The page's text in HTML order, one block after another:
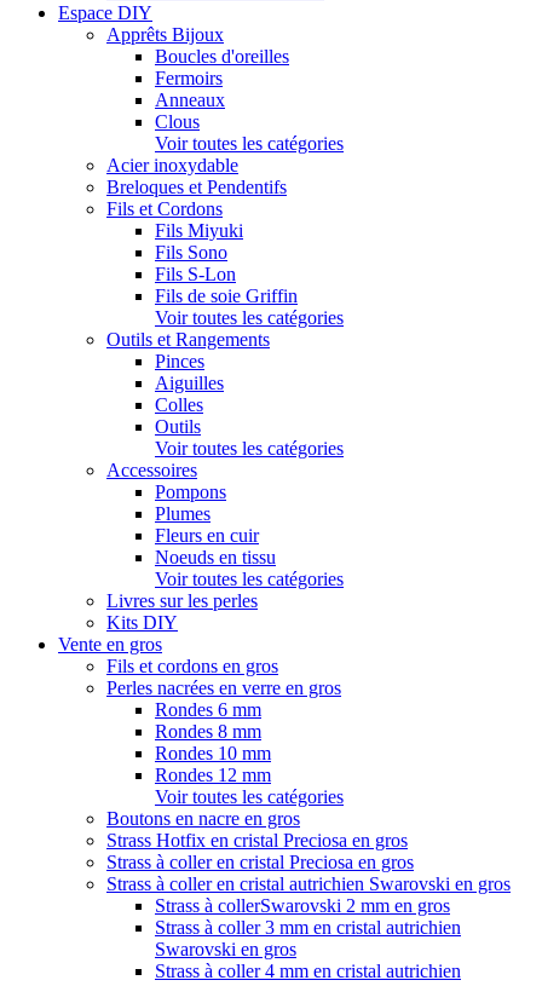
Espace DIY
Apprêts Bijoux
Boucles d'oreilles
Fermoirs
Anneaux
Clous
Voir toutes les catégories
Acier inoxydable
Breloques et Pendentifs
Fils et Cordons
Fils Miyuki
Fils Sono
Fils S-Lon
Fils de soie Griffin
Voir toutes les catégories
Outils et Rangements
Pinces
Aiguilles
Colles
Outils
Voir toutes les catégories
Accessoires
Pompons
Plumes
Fleurs en cuir
Noeuds en tissu
Voir toutes les catégories
Livres sur les perles
Kits DIY
Vente en gros
Fils et cordons en gros
Perles nacrées en verre en gros
Rondes 6 mm
Rondes 8 mm
Rondes 10 mm
Rondes 12 mm
Voir toutes les catégories
Boutons en nacre en gros
Strass Hotfix en cristal Preciosa en gros
Strass à coller en cristal Preciosa en gros
Strass à coller en cristal autrichien Swarovski en gros
Strass à collerSwarovski 2 mm en gros
Strass à coller 3 mm en cristal autrichien
Swarovski en gros
Strass à coller 4 mm en cristal autrichien